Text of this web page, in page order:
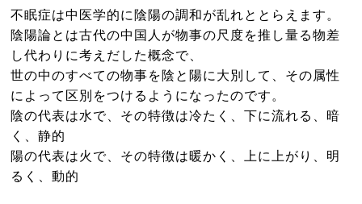
不眠症は中医学的に陰陽の調和が乱れととらえます。
陰陽論とは古代の中国人が物事の尺度を推し量る物差
し代わりに考えだした概念で、
世の中のすべての物事を陰と陽に大別して、その属性
によって区別をつけるようになったのです。
陰の代表は水で、その特徴は冷たく、下に流れる、暗
く、静的
陽の代表は火で、その特徴は暖かく、上に上がり、明
るく、動的